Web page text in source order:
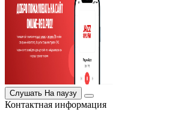
Слушать На паузу
Контактная информация